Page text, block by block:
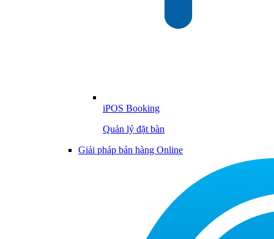
iPOS Booking
Quản lý đặt bàn
Giải pháp bán hàng Online